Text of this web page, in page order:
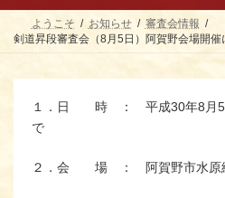
ようこそ お知らせ
審査会情報
剣道昇段審査会（8月5日）阿賀野会場開催
１．日 時 ： 平成30年8月5
で
２．会 場 ： 阿賀野市水原